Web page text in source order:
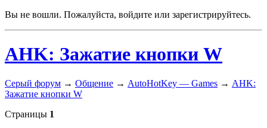
Вы не вошли. Пожалуйста, войдите или зарегистрируйтесь.
AHK: Зажатие кнопки W
Серый форум → Общение → AutoHotKey — Games → AHK:
Зажатие кнопки W
Страницы 1